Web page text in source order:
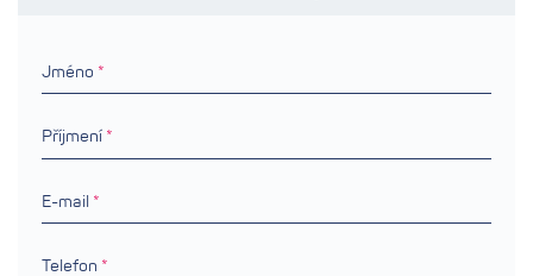
Jméno
Příjmení
E-mail
Telefon